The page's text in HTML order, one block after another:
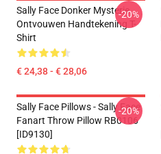
Sally Face Donker Mysterie
Ontvouwen Handtekening T-
Shirt
€ 24,38 - € 28,06
-20%
Sally Face Pillows - Sally Face
Fanart Throw Pillow RB0106
[ID9130]
-20%